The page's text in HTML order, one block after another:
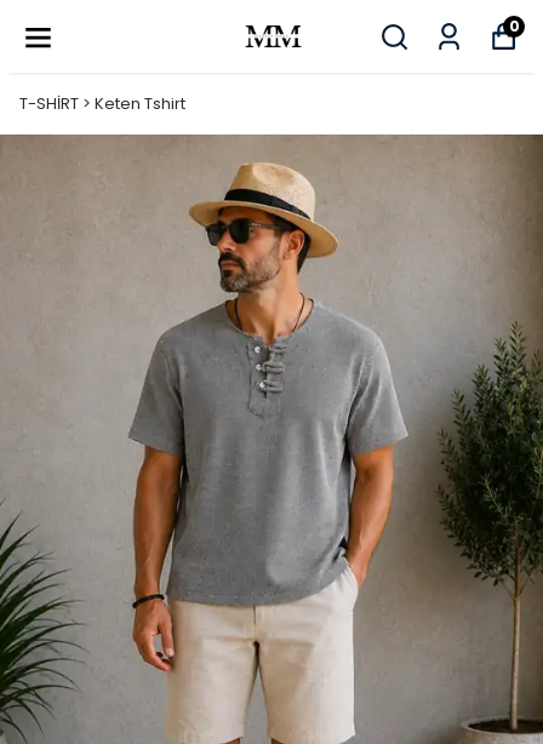
0
T-SHİRT > Keten Tshirt